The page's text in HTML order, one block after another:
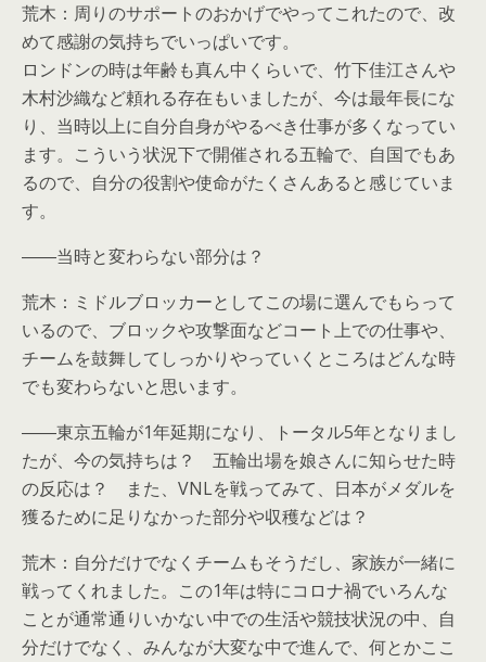
荒木：周りのサポートのおかげでやってこれたので、改
めて感謝の気持ちでいっぱいです。
ロンドンの時は年齢も真ん中くらいで、竹下佳江さんや
木村沙織など頼れる存在もいましたが、今は最年長にな
り、当時以上に自分自身がやるべき仕事が多くなってい
ます。こういう状況下で開催される五輪で、自国でもあ
るので、自分の役割や使命がたくさんあると感じていま
す。
――当時と変わらない部分は？
荒木：ミドルブロッカーとしてこの場に選んでもらって
いるので、ブロックや攻撃面などコート上での仕事や、
チームを鼓舞してしっかりやっていくところはどんな時
でも変わらないと思います。
――東京五輪が1年延期になり、トータル5年となりまし
たが、今の気持ちは？ 五輪出場を娘さんに知らせた時
の反応は？ また、VNLを戦ってみて、日本がメダルを
獲るために足りなかった部分や収穫などは？
荒木：自分だけでなくチームもそうだし、家族が一緒に
戦ってくれました。この1年は特にコロナ禍でいろんな
ことが通常通りいかない中での生活や競技状況の中、自
分だけでなく、みんなが大変な中で進んで、何とかここ